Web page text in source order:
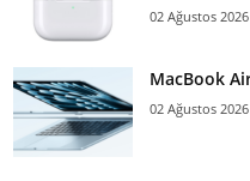
02 Ağustos 2026
MacBook
02 Ağustos 2026